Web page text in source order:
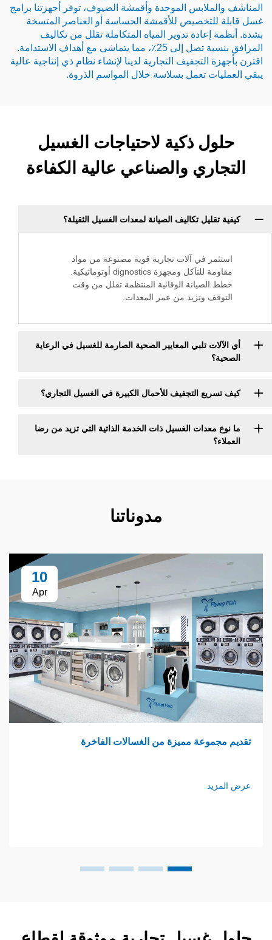
الموحدة وأقمشة الضيوف، توفر أجهزتنا برامج
للأقمشة الحساسة أو العناصر المتسخة
تدوير المياه المتكاملة تقلل من تكاليف
المرافق بنسبة تصل إلى 25٪، مما يتماشى مع أهداف الاستدامة.
التجفيف التجارية لدينا لإنشاء نظام ذي إنتاجية عالية
تعمل بسلاسة خلال المواسم الذروة.
ذكية لاحتياجات الغسيل
والصناعي عالية الكفاءة
تكاليف الصيانة لمعدات الغسيل الثقيلة؟
في آلات تجارية قوية مصنوعة من مواد
مقاومة للتآكل ومجهزة dignostics أوتوماتيكية.
الوقائية المنتظمة تقلل من وقت
وتزيد من عمر المعدات.
تلبي المعايير الصحية الصارمة للغسيل في الرعاية
التجفيف للأحمال الكبيرة في الغسيل التجاري؟
الغسيل ذات الخدمة الذاتية التي تزيد من رضا
10
Apr
مميزة من الغسالات الفاخرة